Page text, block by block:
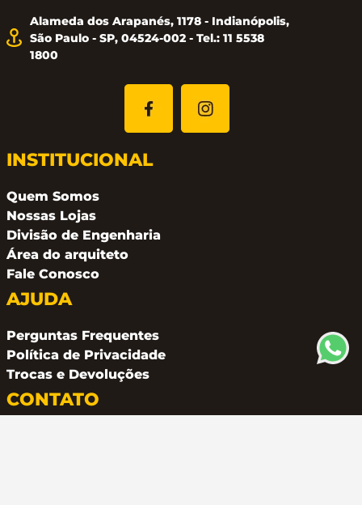
Alameda dos Arapanés, 1178 - Indianópolis,
São Paulo - SP, 04524-002 - Tel.: 11 5538
1800
INSTITUCIONAL
Quem Somos
Nossas Lojas
Divisão de Engenharia
Área do arquiteto
Fale Conosco
AJUDA
Perguntas Frequentes
Política de Privacidade
Trocas e Devoluções
CONTATO